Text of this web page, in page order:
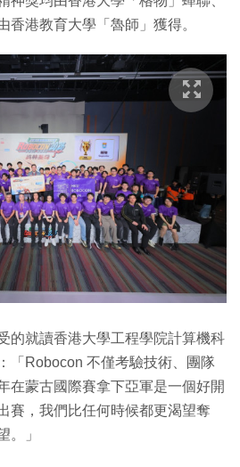
香港教育大學「魯師」獲得。
的就讀香港大學工程學院計算機科
「Robocon 不僅考驗技術、團隊
在蒙古國際賽拿下亞軍是一個好開
賽，我們比任何時候都更渴望奪
。」